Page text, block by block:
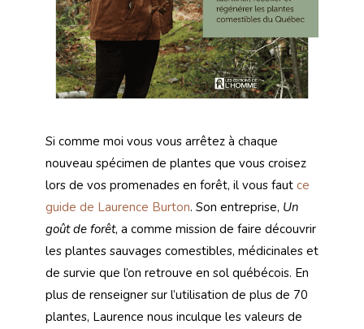
Si comme moi vous vous arrêtez à chaque
nouveau spécimen de plantes que vous croisez
lors de vos promenades en forêt, il vous faut ce
guide de Laurence Burton. Son entreprise, Un
goût de forêt, a comme mission de faire découvrir
les plantes sauvages comestibles, médicinales et
de survie que l’on retrouve en sol québécois. En
plus de renseigner sur l’utilisation de plus de 70
plantes, Laurence nous inculque les valeurs de